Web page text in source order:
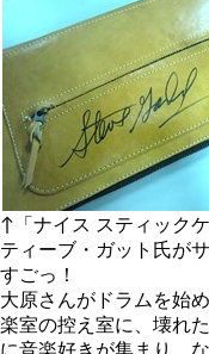
↑「ナイス スティック
ティーブ・ガット氏が
すごっ！
大原さんがドラムを始
楽室の控え室に、壊れ